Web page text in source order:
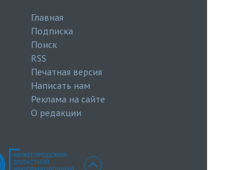
Главная
Подписка
Поиск
RSS
Печатная версия
Написать нам
Реклама на сайте
О редакции